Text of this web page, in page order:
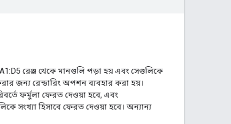
রেঞ্জ থেকে মানগুলি পড়া হয় এবং সেগুলিকে
জন্য রেন্ডারিং অপশন ব্যবহার করা হয়।
ফর্মুলা ফেরত দেওয়া হবে, এবং
সংখ্যা হিসাবে ফেরত দেওয়া হবে। অন্যান্য